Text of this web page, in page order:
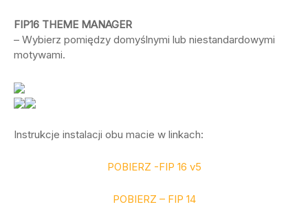
FIP16 THEME MANAGER
– Wybierz pomiędzy domyślnymi lub niestandardowymi
motywami.
Instrukcje instalacji obu macie w linkach:
POBIERZ -FIP 16 v5
POBIERZ – FIP 14